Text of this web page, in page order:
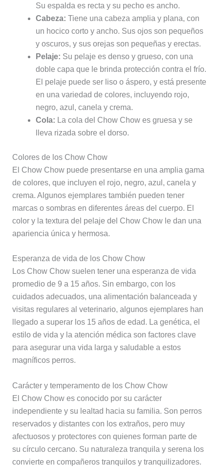
Su espalda es recta y su pecho es ancho.
Cabeza: Tiene una cabeza amplia y plana, con
un hocico corto y ancho. Sus ojos son pequeños
y oscuros, y sus orejas son pequeñas y erectas.
Pelaje: Su pelaje es denso y grueso, con una
doble capa que le brinda protección contra el frío.
El pelaje puede ser liso o áspero, y está presente
en una variedad de colores, incluyendo rojo,
negro, azul, canela y crema.
Cola: La cola del Chow Chow es gruesa y se
lleva rizada sobre el dorso.
Colores de los Chow Chow
El Chow Chow puede presentarse en una amplia gama
de colores, que incluyen el rojo, negro, azul, canela y
crema. Algunos ejemplares también pueden tener
marcas o sombras en diferentes áreas del cuerpo. El
color y la textura del pelaje del Chow Chow le dan una
apariencia única y hermosa.
Esperanza de vida de los Chow Chow
Los Chow Chow suelen tener una esperanza de vida
promedio de 9 a 15 años. Sin embargo, con los
cuidados adecuados, una alimentación balanceada y
visitas regulares al veterinario, algunos ejemplares han
llegado a superar los 15 años de edad. La genética, el
estilo de vida y la atención médica son factores clave
para asegurar una vida larga y saludable a estos
magníficos perros.
Carácter y temperamento de los Chow Chow
El Chow Chow es conocido por su carácter
independiente y su lealtad hacia su familia. Son perros
reservados y distantes con los extraños, pero muy
afectuosos y protectores con quienes forman parte de
su círculo cercano. Su naturaleza tranquila y serena los
convierte en compañeros tranquilos y tranquilizadores.